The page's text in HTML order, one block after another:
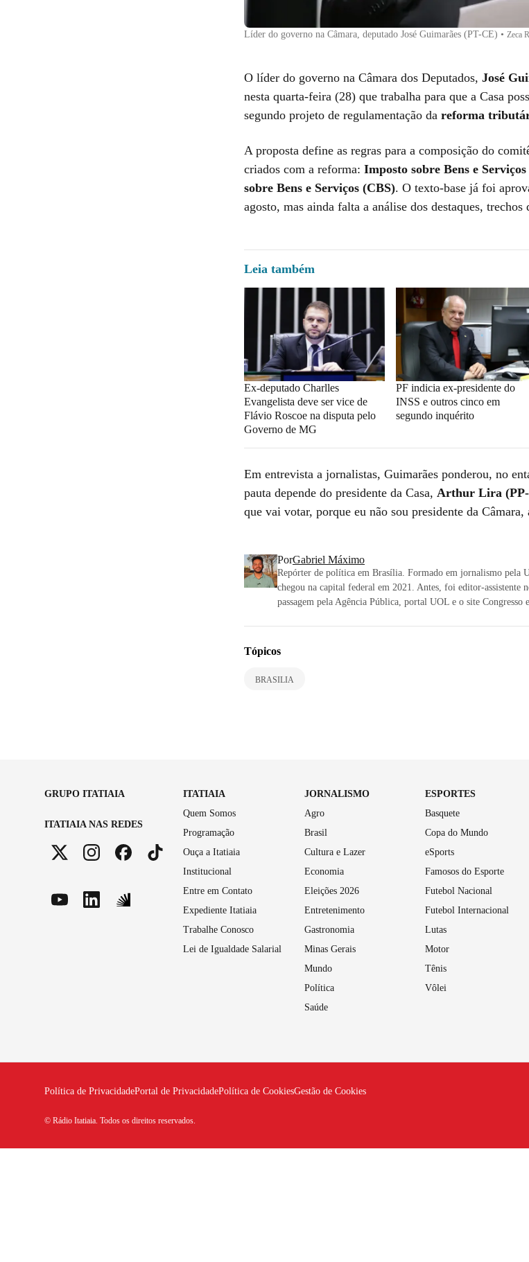
Líder do governo na Câmara, deputado José Guimarães (PT-CE) • Zeca
O líder do governo na Câmara dos Deputados, José
nesta quarta-feira (28) que trabalha para que a Casa
segundo projeto de regulamentação da reforma
A proposta define as regras para a composição do
criados com a reforma: Imposto sobre Bens e
sobre Bens e Serviços (CBS). O texto-base já foi
agosto, mas ainda falta a análise dos destaques,
Leia também
Ex-deputado Charlles
Evangelista deve ser vice de
Flávio Roscoe na disputa pelo
Governo de MG
PF indicia ex-presidente do
INSS e outros cinco em
segundo inquérito
Em entrevista a jornalistas, Guimarães ponderou, no
pauta depende do presidente da Casa, Arthur Lira
que vai votar, porque eu não sou presidente da
PorGabriel Máximo
Repórter de política em Brasília. Formado em jornalismo pela
chegou na capital federal em 2021. Antes, foi editor-assistente
passagem pela Agência Pública, portal UOL e o site Congresso
Tópicos
BRASILIA
GRUPO ITATIAIA
ITATIAIA NAS REDES
ITATIAIA
Quem Somos
Programação
Ouça a Itatiaia
Institucional
Entre em Contato
Expediente Itatiaia
Trabalhe Conosco
Lei de Igualdade Salarial
JORNALISMO
Agro
Brasil
Cultura e Lazer
Economia
Eleições 2026
Entretenimento
Gastronomia
Minas Gerais
Mundo
Política
Saúde
ESPORTES
Basquete
Copa do Mundo
eSports
Famosos do Esporte
Futebol Nacional
Futebol Internacional
Lutas
Motor
Tênis
Vôlei
Política de PrivacidadePortal de PrivacidadePolítica de CookiesGestão de Cookies
© Rádio Itatiaia. Todos os direitos reservados.